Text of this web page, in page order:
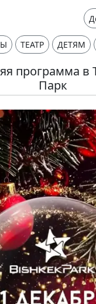
ТЕАТР ДЕТЯМ
программа в
Парк